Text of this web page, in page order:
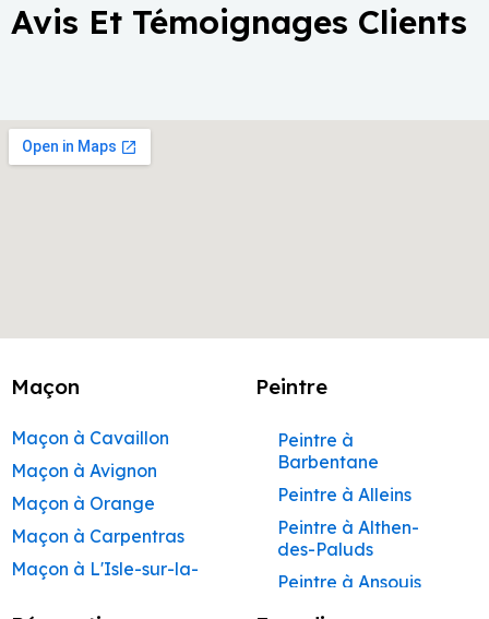
Avis Et Témoignages Clients
Maçon
Maçon à Cavaillon
Maçon à Avignon
Maçon à Orange
Maçon à Carpentras
Maçon à L'Isle-sur-la-
Peintre
Peintre à
Barbentane
Peintre à Alleins
Peintre à Althen-
des-Paluds
Peintre à Ansouis
Peintre à Apt